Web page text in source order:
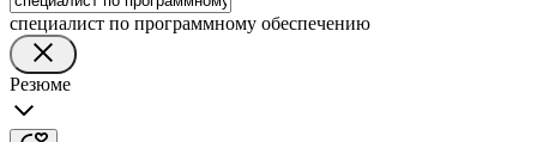
специалист по программному обеспечению
Резюме